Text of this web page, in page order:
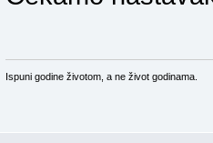
Ispuni godine životom, a ne život godinama.